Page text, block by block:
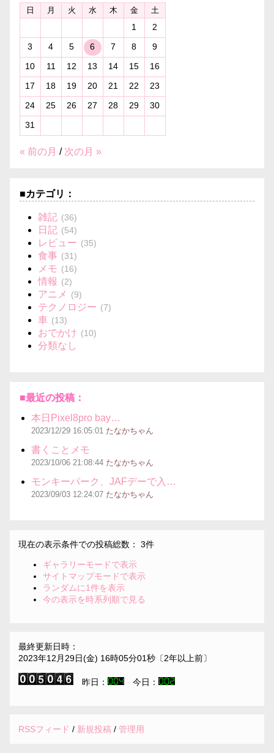
日 月 火 水 木 金 土
1
2
3
4 5 6 7 8
9
10
11 12 13 14 15
16
17
18 19 20 21 22
23
24
25 26 27 28 29
30
31
« 前の月 / 次の月 »
■カテゴリ：
雑記 (36)
日記 (54)
レビュー (35)
食事 (31)
メモ (16)
情報 (2)
アニメ (9)
テクノロジー (7)
車 (13)
おでかけ (10)
分類なし
■最近の投稿：
本日Pixel8pro bay…
2023/12/29 16:05:01 たなかちゃん
書くことメモ
2023/10/06 21:08:44 たなかちゃん
モンキーパーク、JAFデーで入…
2023/09/03 12:24:07 たなかちゃん
現在の表示条件での投稿総数： 3件
ギャラリーモードで表示
サイトマップモードで表示
ランダムに1件を表示
今の表示を時系列順で見る
最終更新日時：
2023年12月29日(金) 16時05分01秒〔2年以上前〕
昨日： 今日：
RSSフィード / 新規投稿 /管理用